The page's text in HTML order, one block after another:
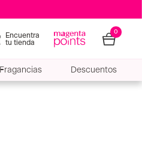
Encuentra
tu tienda
0
Fragancias Descuentos